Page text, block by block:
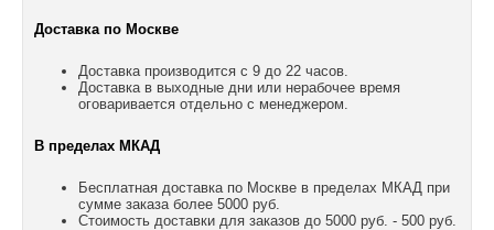
Доставка по Москве
Доставка производится с 9 до 22 часов.
Доставка в выходные дни или нерабочее время
оговаривается отдельно с менеджером.
В пределах МКАД
Бесплатная доставка по Москве в пределах МКАД при
сумме заказа более 5000 руб.
Стоимость доставки для заказов до 5000 руб. - 500 руб.